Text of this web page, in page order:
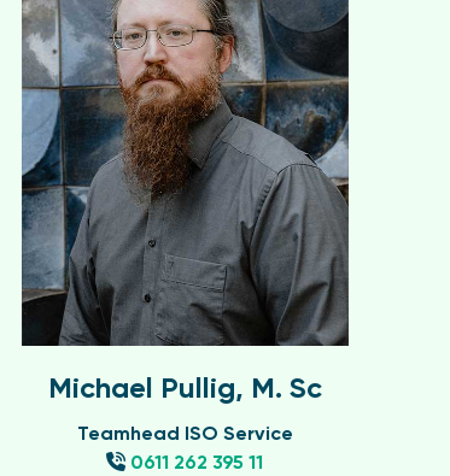
Michael Pullig, M. Sc
Teamhead ISO Service
0611 262 395 11